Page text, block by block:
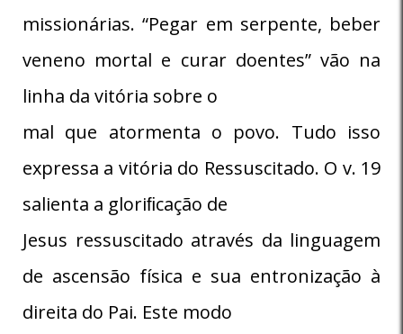
missionárias. “Pegar em serpente, beber
veneno mortal e curar doentes” vão na
linha da vitória sobre o
mal que atormenta o povo. Tudo isso
expressa a vitória do Ressuscitado. O v. 19
salienta a gloriﬁcação de
Jesus ressuscitado através da linguagem
de ascensão física e sua entronização à
direita do Pai. Este modo